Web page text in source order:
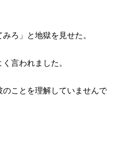
ろ」と地獄を見せた。
言われました。
ことを理解していませんで